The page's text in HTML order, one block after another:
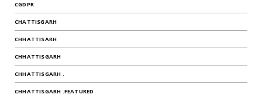
CGDPR
CHATTISGARH
CHHATTISARH
CHHATTISGARH
CHHATTISGARH .
CHHATTISGARH .FEATURED